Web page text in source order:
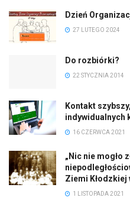
Dzień
27 LUTEGO 2024
Do rozbiórki?
22 STYCZNIA 2014
Kontakt
indywidualnych
16 CZERWCA 2021
„Nic nie mogło
Ziemi Kłodzkiej
1 LISTOPADA 2021